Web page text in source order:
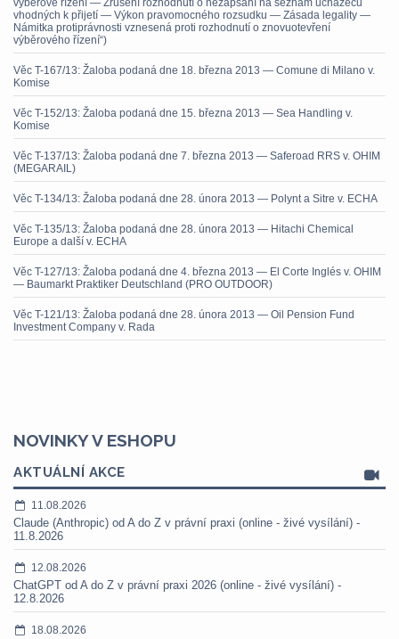
výběrové řízení — Zrušení rozhodnutí o nezapsání na seznam uchazečů
vhodných k přijetí — Výkon pravomocného rozsudku — Zásada legality —
Námitka protiprávnosti vznesená proti rozhodnutí o znovuotevření
výběrového řízení“)
Věc T-167/13: Žaloba podaná dne 18. března 2013 — Comune di Milano v.
Komise
Věc T-152/13: Žaloba podaná dne 15. března 2013 — Sea Handling v.
Komise
Věc T-137/13: Žaloba podaná dne 7. března 2013 — Saferoad RRS v. OHIM
(MEGARAIL)
Věc T-134/13: Žaloba podaná dne 28. února 2013 — Polynt a Sitre v. ECHA
Věc T-135/13: Žaloba podaná dne 28. února 2013 — Hitachi Chemical
Europe a další v. ECHA
Věc T-127/13: Žaloba podaná dne 4. března 2013 — El Corte Inglés v. OHIM
— Baumarkt Praktiker Deutschland (PRO OUTDOOR)
Věc T-121/13: Žaloba podaná dne 28. února 2013 — Oil Pension Fund
Investment Company v. Rada
NOVINKY V ESHOPU
AKTUÁLNÍ AKCE
11.08.2026
Claude (Anthropic) od A do Z v právní praxi (online - živé vysílání) -
11.8.2026
12.08.2026
ChatGPT od A do Z v právní praxi 2026 (online - živé vysílání) -
12.8.2026
18.08.2026